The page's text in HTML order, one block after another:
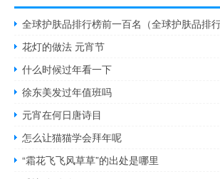
全球护肤品排行榜前一百名（全球护肤品排行
花灯的做法 元宵节
什么时候过年看一下
徐东美发过年值班吗
元宵在何日唐诗目
怎么让猫猫学会拜年呢
“霜花飞飞风草草”的出处是哪里